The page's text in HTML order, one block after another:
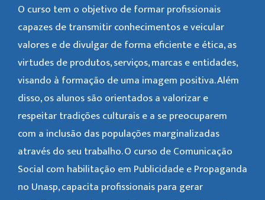
O curso tem o objetivo de formar profissionais
capazes de transmitir conhecimentos e veicular
valores e de divulgar de forma eficiente e ética, as
virtudes de produtos, serviços, marcas e entidades,
visando à formação de uma imagem positiva. Além
disso, os alunos são orientados a valorizar e
respeitar tradições culturais e a se preocuparem
com a inclusão das populações marginalizadas
através do seu trabalho. O curso de Comunicação
Social com habilitação em Publicidade e Propaganda
no Unasp, capacita profissionais para gerar